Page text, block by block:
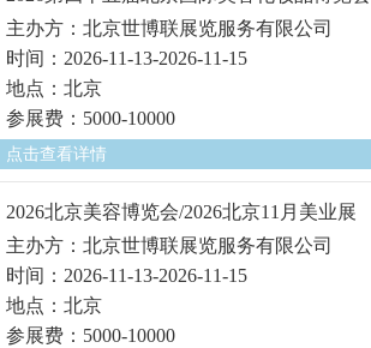
主办方：北京世博联展览服务有限公司
时间：2026-11-13-2026-11-15
地点：北京
参展费：5000-10000
点击查看详情
2026北京美容博览会/2026北京11月美业展
主办方：北京世博联展览服务有限公司
时间：2026-11-13-2026-11-15
地点：北京
参展费：5000-10000